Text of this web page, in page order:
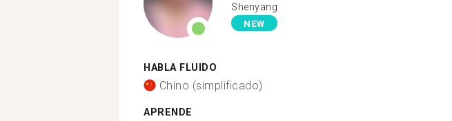
Shenyang
NEW
HABLA FLUIDO
Chino (simplificado)
APRENDE